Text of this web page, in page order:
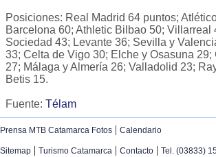
Posiciones: Real Madrid 64 puntos;
Barcelona 60; Athletic Bilbao 50; Villarreal
Sociedad 43; Levante 36; Sevilla y
33; Celta de Vigo 30; Elche y Osasuna 29;
27; Málaga y Almería 26; Valladolid 23;
Betis 15.
Fuente: Télam
Prensa MTB Catamarca Fotos | Calendario
Sitemap | Turismo Catamarca | Contacto | Tel. (03833)